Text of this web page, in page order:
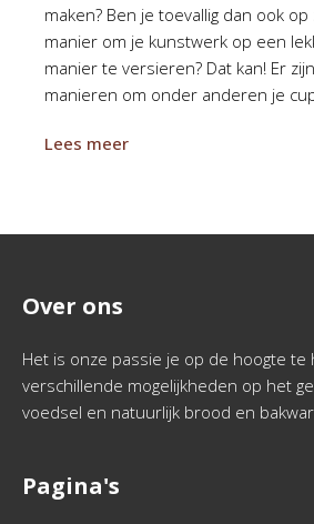
maken? Ben je toevallig dan ook
manier om je kunstwerk op een
manier te versieren? Dat kan! Er
manieren om onder anderen je
Lees meer
Over ons
Het is onze passie je op de hoogte te
verschillende mogelijkheden op het
voedsel en natuurlijk brood en
Pagina's